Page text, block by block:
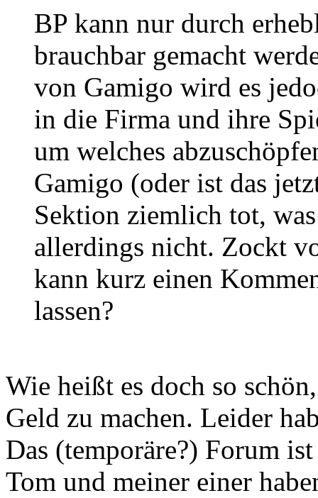
BP kann nur durch
brauchbar gemacht
von Gamigo wird es
in die Firma und ihre
um welches
Gamigo (oder ist das
Sektion ziemlich tot,
allerdings nicht. Zockt
kann kurz einen
lassen?
Wie heißt es doch so
Geld zu machen. Leider
Das (temporäre?) Forum
Tom und meiner einer